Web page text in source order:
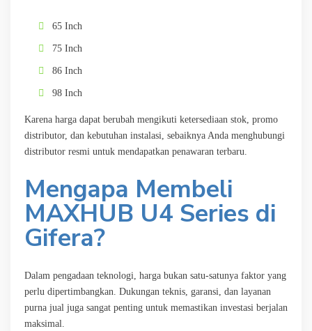
65 Inch
75 Inch
86 Inch
98 Inch
Karena harga dapat berubah mengikuti ketersediaan stok, promo
distributor, dan kebutuhan instalasi, sebaiknya Anda menghubungi
distributor resmi untuk mendapatkan penawaran terbaru.
Mengapa Membeli
MAXHUB U4 Series di
Gifera?
Dalam pengadaan teknologi, harga bukan satu-satunya faktor yang
perlu dipertimbangkan. Dukungan teknis, garansi, dan layanan
purna jual juga sangat penting untuk memastikan investasi berjalan
maksimal.